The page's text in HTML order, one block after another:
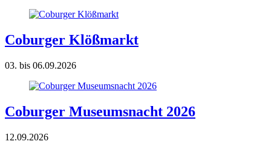
Coburger Klößmarkt
03. bis 06.09.2026
Coburger Museumsnacht 2026
12.09.2026